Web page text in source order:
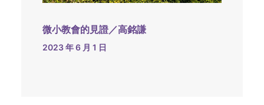
微小教會的見證／高銘謙
2023 年 6 月 1 日